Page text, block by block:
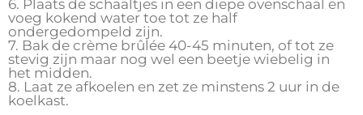
6. Plaats de schaaltjes in een diepe ovenschaal en
voeg kokend water toe tot ze half
ondergedompeld zijn.
7. Bak de crème brûlée 40-45 minuten, of tot ze
stevig zijn maar nog wel een beetje wiebelig in
het midden.
8. Laat ze afkoelen en zet ze minstens 2 uur in de
koelkast.